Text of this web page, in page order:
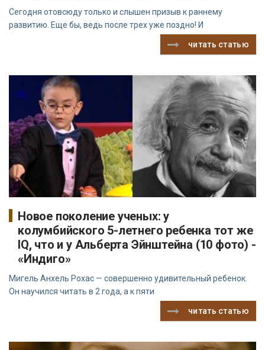
Сегодня отовсюду только и слышен призыв к раннему
развитию. Еще бы, ведь после трех уже поздно! И
читать статью
Новое поколение ученых: у
колумбийского 5-летнего ребенка тот же
IQ, что и у Альберта Эйнштейна (10 фото) -
«Индиго»
Мигель Анхель Рохас — совершенно удивительный ребенок.
Он научился читать в 2 года, а к пяти
читать статью